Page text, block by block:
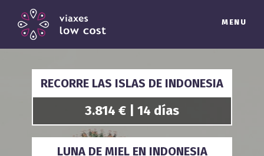
RECORRE LAS ISLAS DE INDONESIA
3.814 € | 14 días
LUNA DE MIEL EN INDONESIA
MENU